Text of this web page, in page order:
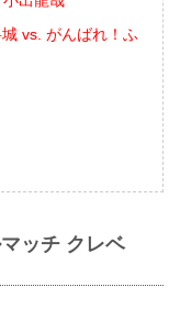
vs. がんばれ！ふ
ッチ クレベ